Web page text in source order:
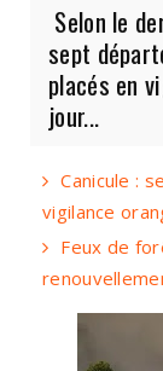
Selon le
sept
placés en
jour...
Canicule :
vigilance
Feux de